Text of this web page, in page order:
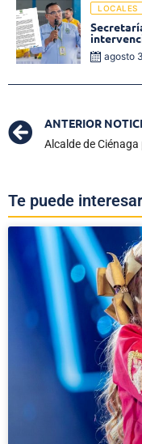
LOCALES
deagosto
ANTERIOR
Te puede